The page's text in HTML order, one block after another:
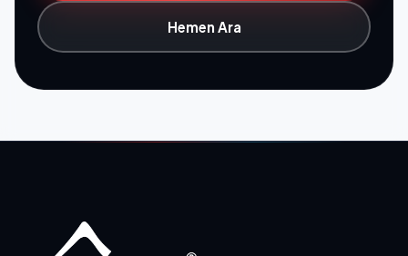
Hemen Ara